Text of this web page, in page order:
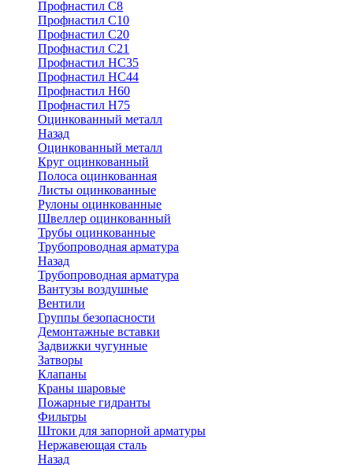
Профнастил С8
Профнастил С10
Профнастил С20
Профнастил С21
Профнастил НС35
Профнастил НС44
Профнастил Н60
Профнастил Н75
Оцинкованный металл
Назад
Оцинкованный металл
Круг оцинкованный
Полоса оцинкованная
Листы оцинкованные
Рулоны оцинкованные
Швеллер оцинкованный
Трубы оцинкованные
Трубопроводная арматура
Назад
Трубопроводная арматура
Вантузы воздушные
Вентили
Группы безопасности
Демонтажные вставки
Задвижки чугунные
Затворы
Клапаны
Краны шаровые
Пожарные гидранты
Фильтры
Штоки для запорной арматуры
Нержавеющая сталь
Назад